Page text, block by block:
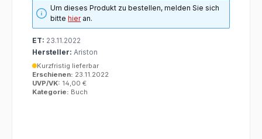
Um dieses Produkt zu bestellen, melden Sie sich
bittehieran.
ET: 23.11.2022
Hersteller: Ariston
Kurzfristig lieferbar
Erschienen: 23.11.2022
UVP/VK: 14,00 €
Kategorie: Buch